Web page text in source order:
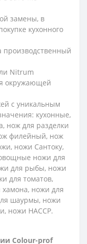
замены, в
кухонного
производственный
Nitrum
окружающей
с уникальным
кухонные,
нож для разделки
филейный, нож
ножи Сантоку,
ножи для
для рыбы, ножи
для томатов,
ножи для
шаурмы, ножи
ножи HACCP.
Сolour-prof